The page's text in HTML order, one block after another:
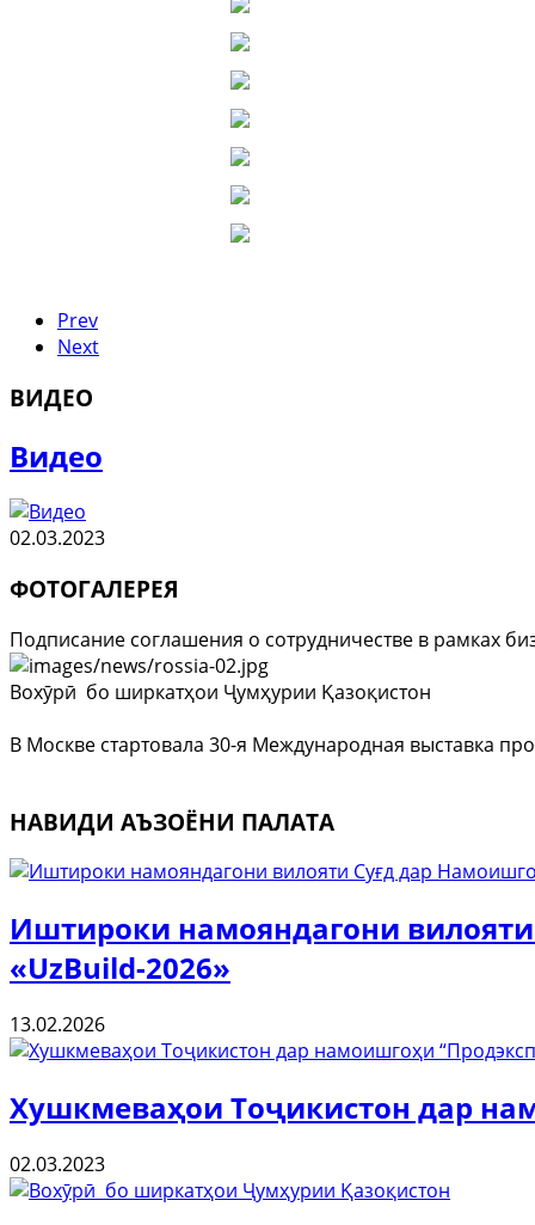
Prev
Next
ВИДЕО
Видео
02.03.2023
ФОТОГАЛЕРЕЯ
Подписание соглашения о сотрудничестве в рамках
Вохӯрӣ бо ширкатҳои Ҷумҳурии Қазоқистон
В Москве стартовала 30-я Международная выставка
НАВИДИ АЪЗОЁНИ ПАЛАТА
Иштироки намояндагони
«UzBuild-2026»
13.02.2026
Хушкмеваҳои Тоҷикистон дар
02.03.2023